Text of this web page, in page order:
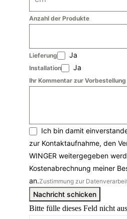
Anzahl der Produkte
Lieferung Ja
Installation Ja
Ihr Kommentar zur Vorbestellung
Ich bin damit
zur Kontaktaufnahme, den
WINGER weitergegeben
Kostenabrechnung meiner
an.Zustimmung zur
Nachricht schicken
Bitte fülle dieses Feld nicht